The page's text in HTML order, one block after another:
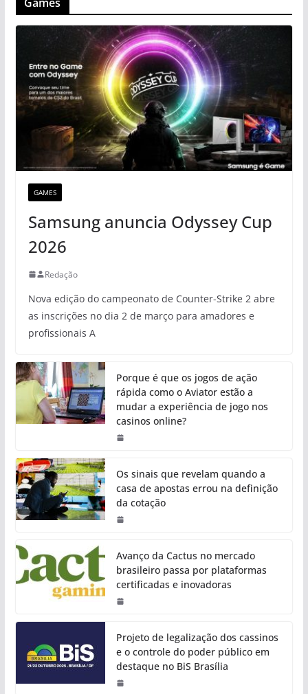
GAMES
Samsung anuncia Odyssey Cup
2026
Redação
Nova edição do campeonato de Counter-Strike 2 abre
as inscrições no dia 2 de março para amadores e
profissionais A
Porque é que os jogos de ação
rápida como o Aviator estão a
mudar a experiência de jogo nos
casinos online?
Os sinais que revelam quando a
casa de apostas errou na definição
da cotação
Avanço da Cactus no mercado
brasileiro passa por plataformas
certificadas e inovadoras
Projeto de legalização dos cassinos
e o controle do poder público em
destaque no BiS Brasília